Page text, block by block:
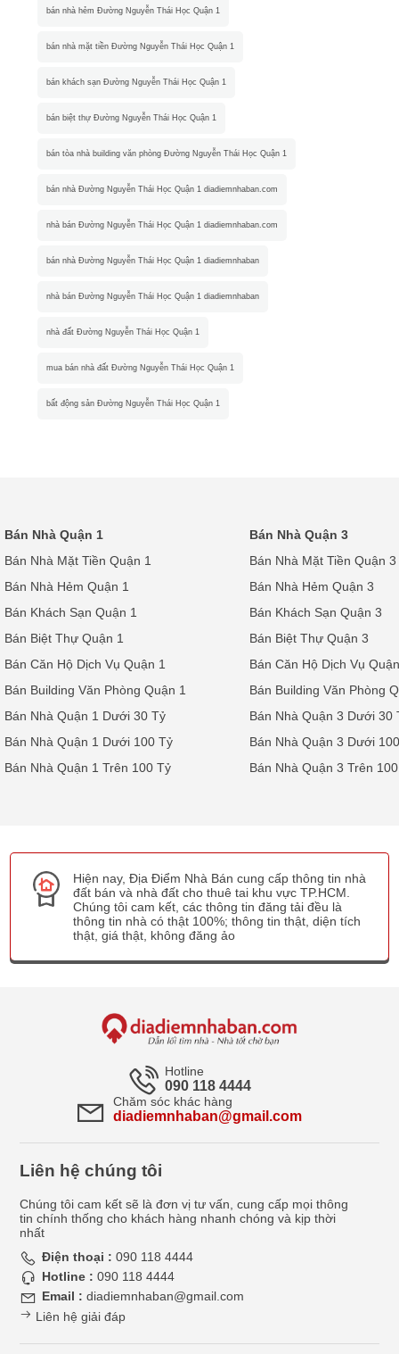
bán nhà hẻm Đường Nguyễn Thái Học Quận 1
bán nhà mặt tiền Đường Nguyễn Thái Học Quận 1
bán khách sạn Đường Nguyễn Thái Học Quận 1
bán biệt thự Đường Nguyễn Thái Học Quận 1
bán tòa nhà building văn phòng Đường Nguyễn Thái Học Quận 1
bán nhà Đường Nguyễn Thái Học Quận 1 diadiemnhaban.com
nhà bán Đường Nguyễn Thái Học Quận 1 diadiemnhaban.com
bán nhà Đường Nguyễn Thái Học Quận 1 diadiemnhaban
nhà bán Đường Nguyễn Thái Học Quận 1 diadiemnhaban
nhà đất Đường Nguyễn Thái Học Quận 1
mua bán nhà đất Đường Nguyễn Thái Học Quận 1
bất động sản Đường Nguyễn Thái Học Quận 1
Bán Nhà Quận 1
Bán Nhà Quận 3
Bán Nhà Mặt Tiền Quận 1
Bán Nhà Mặt Tiền Quận 3
Bán Nhà Hẻm Quận 1
Bán Nhà Hẻm Quận 3
Bán Khách Sạn Quận 1
Bán Khách Sạn Quận 3
Bán Biệt Thự Quận 1
Bán Biệt Thự Quận 3
Bán Căn Hộ Dịch Vụ Quận 1
Bán Căn Hộ Dịch Vụ
Bán Building Văn Phòng Quận 1
Bán Building Văn Phòng
Bán Nhà Quận 1 Dưới 30 Tỷ
Bán Nhà Quận 3 Dưới 30
Bán Nhà Quận 1 Dưới 100 Tỷ
Bán Nhà Quận 3 Dưới
Bán Nhà Quận 1 Trên 100 Tỷ
Bán Nhà Quận 3 Trên
Hiện nay, Địa Điểm Nhà Bán cung cấp thông tin nhà
đất bán và nhà đất cho thuê tai khu vực TP.HCM.
Chúng tôi cam kết, các thông tin đăng tải đều là
thông tin nhà có thật 100%; thông tin thật, diện tích
thật, giá thật, không đăng ảo
Hotline
090 118 4444
Chăm sóc khác hàng
diadiemnhaban@gmail.com
Liên hệ chúng tôi
Chúng tôi cam kết sẽ là đơn vị tư vấn, cung cấp mọi thông
tin chính thống cho khách hàng nhanh chóng và kịp thời
nhất
Điện thoại : 090 118 4444
Hotline : 090 118 4444
Email : diadiemnhaban@gmail.com
Liên hệ giải đáp